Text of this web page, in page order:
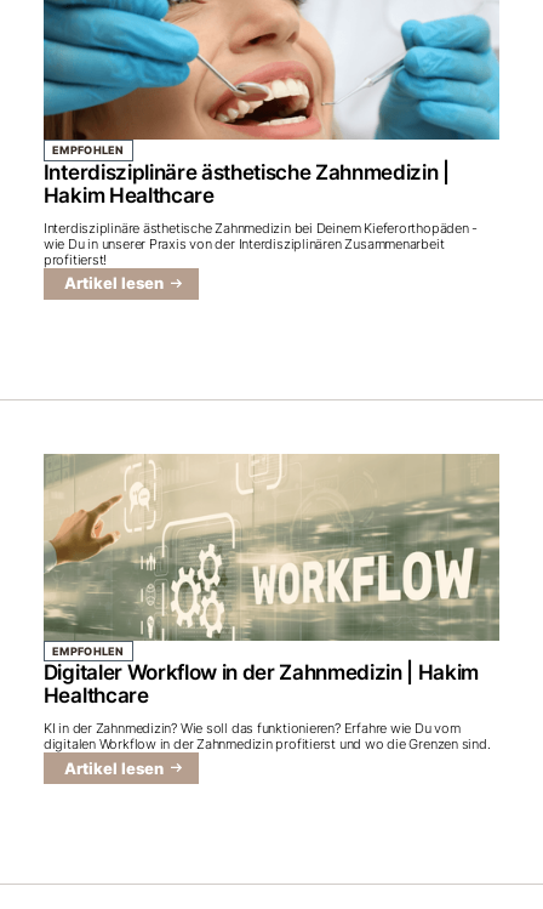
EMPFOHLEN
Interdisziplinäre ästhetische Zahnmedizin |
Hakim Healthcare
Interdisziplinäre ästhetische Zahnmedizin bei Deinem Kieferorthopäden -
wie Du in unserer Praxis von der Interdisziplinären Zusammenarbeit
profitierst!
Artikel lesen
EMPFOHLEN
Digitaler Workflow in der Zahnmedizin | Hakim
Healthcare
KI in der Zahnmedizin? Wie soll das funktionieren? Erfahre wie Du vom
digitalen Workflow in der Zahnmedizin profitierst und wo die Grenzen sind.
Artikel lesen